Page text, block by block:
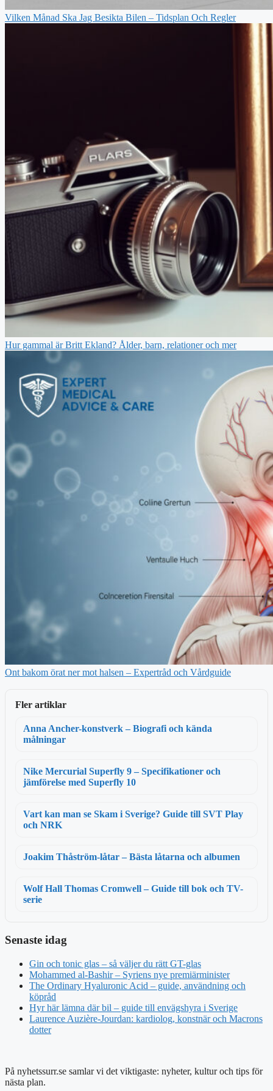
Vilken Månad Ska Jag Besikta Bilen – Tidsplan Och Regler
Hur gammal är Britt Ekland? Ålder, barn, relationer och mer
Ont bakom örat ner mot halsen – Expertråd och Vårdguide
Fler artiklar
Anna Ancher-konstverk – Biografi och kända
målningar
Nike Mercurial Superfly 9 – Specifikationer och
jämförelse med Superfly 10
Vart kan man se Skam i Sverige? Guide till SVT Play
och NRK
Joakim Thåström-låtar – Bästa låtarna och albumen
Wolf Hall Thomas Cromwell – Guide till bok och TV-
serie
Senaste idag
Gin och tonic glas – så väljer du rätt GT-glas
Mohammed al-Bashir – Syriens nye premiärminister
The Ordinary Hyaluronic Acid – guide, användning och
köpråd
Hyr här lämna där bil – guide till envägshyra i Sverige
Laurence Auzière-Jourdan: kardiolog, konstnär och Macrons
dotter
På nyhetssurr.se samlar vi det viktigaste: nyheter, kultur och tips för
nästa plan.